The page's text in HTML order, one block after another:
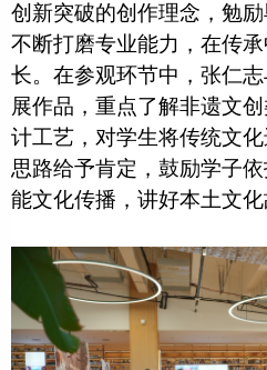
创新突破的创作理念，勉
不断打磨专业能力，在传
长。在参观环节中，张仁
展作品，重点了解非遗文
计工艺，对学生将传统文
思路给予肯定，鼓励学子
能文化传播，讲好本土文化